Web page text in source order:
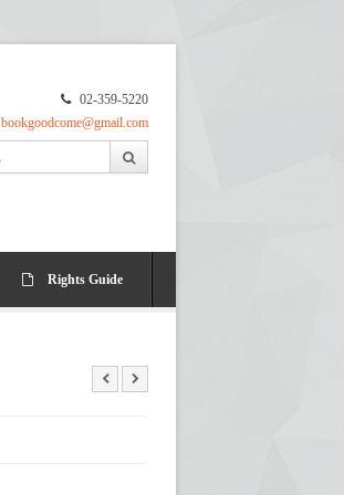
02-359-5220
bookgoodcome@gmail.com
Rights Guide